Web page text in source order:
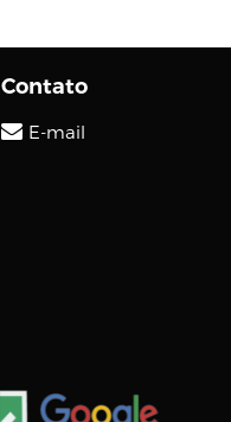
Contato
E-mail